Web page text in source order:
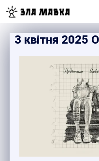
3 квітня 2025